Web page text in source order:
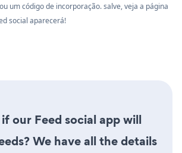
um código de incorporação. salve, veja a página
social aparecerá!
our Feed social app will
We have all the details